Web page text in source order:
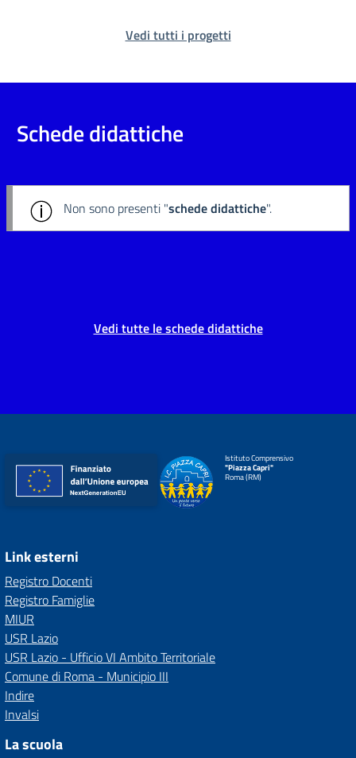
Vedi tutti i progetti
Schede didattiche
Non sono presenti "schede didattiche".
Vedi tutte le schede didattiche
Istituto Comprensivo
"Piazza Capri"
Roma (RM)
Link esterni
Registro Docenti
Registro Famiglie
MIUR
USR Lazio
USR Lazio - Ufficio VI Ambito Territoriale
Comune di Roma - Municipio III
Indire
Invalsi
La scuola